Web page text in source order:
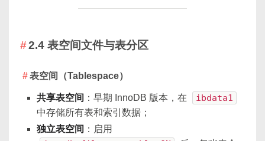
2.4 表空间文件与表分区
表空间（Tablespace）
共享表空间 ：早期 InnoDB 版本，在 ibdata1
中存储所有表和索引数据；
独立表空间 ：启用